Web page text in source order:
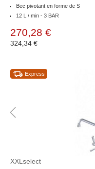
Bec pivotant en forme de S
12 L / min - 3 BAR
270,28 €
324,34 €
Express
XXLselect